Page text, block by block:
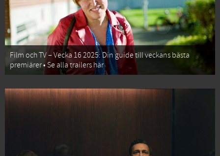
Film och TV – Vecka 16 2025: Din guide till veckans bästa
premiärer • Se alla trailers här